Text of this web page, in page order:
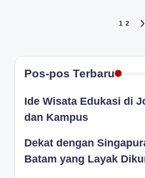
1 2
Pos-pos Terbaru
Ide Wisata Edukasi di
dan Kampus
Dekat dengan
Batam yang Layak